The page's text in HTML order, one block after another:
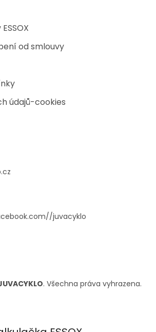
od smlouvy
údajů-cookies
juvacyklo
. Všechna práva vyhrazena.